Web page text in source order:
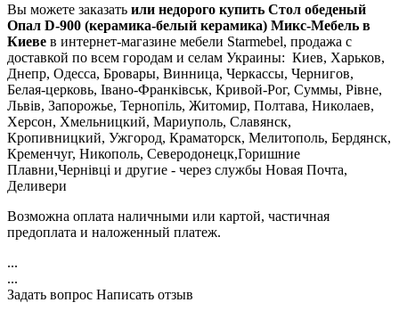
Вы можете заказать или недорого купить Стол обеденый
Опал D-900 (керамика-белый керамика) Микс-Мебель в
Киеве в интернет-магазине мебели Starmebel, продажа с
доставкой по всем городам и селам Украины: Киев, Харьков,
Днепр, Одесса, Бровары, Винница, Черкассы, Чернигов,
Белая-церковь, Івано-Франківськ, Кривой-Рог, Суммы, Рівне,
Львів, Запорожье, Тернопіль, Житомир, Полтава, Николаев,
Херсон, Хмельницкий, Мариуполь, Славянск,
Кропивницкий, Ужгород, Краматорск, Мелитополь, Бердянск,
Кременчуг, Никополь, Северодонецк,Горишние
Плавни,Чернівці и другие - через службы Новая Почта,
Деливери
Возможна оплата наличными или картой, частичная
предоплата и наложенный платеж.
...
...
Задать вопрос Написать отзыв